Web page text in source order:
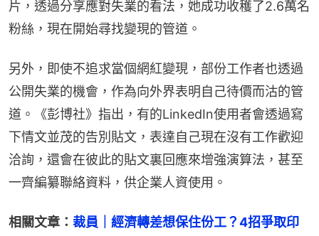
片，透過分享應對失業的看法，她成功收穫了2.6萬名
粉絲，現在開始尋找變現的管道。
另外，即使不追求當個網紅變現，部份工作者也透過
公開失業的機會，作為向外界表明自己待價而沽的管
道。《彭博社》指出，有的LinkedIn使用者會透過寫
下情文並茂的告別貼文，表達自己現在沒有工作歡迎
洽詢，還會在彼此的貼文裏回應來增強演算法，甚至
一齊編纂聯絡資料，供企業人資使用。
相關文章： 裁員｜經濟轉差想保住份工？4招爭取印